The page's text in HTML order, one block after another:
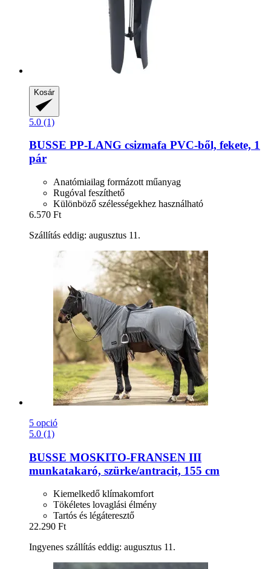
Kosár
5.0 (1)
BUSSE PP-​LANG csizmafa PVC-​ből, fekete, 1
pár
Anatómiailag formázott műanyag
Rugóval feszíthető
Különböző szélességekhez használható
6.570 Ft
Szállítás eddig: augusztus 11.
5 opció
5.0 (1)
BUSSE MOSKITO-​FRANSEN III
munkatakaró, szürke/antracit, 155 cm
Kiemelkedő klímakomfort
Tökéletes lovaglási élmény
Tartós és légáteresztő
22.290 Ft
Ingyenes szállítás eddig: augusztus 11.